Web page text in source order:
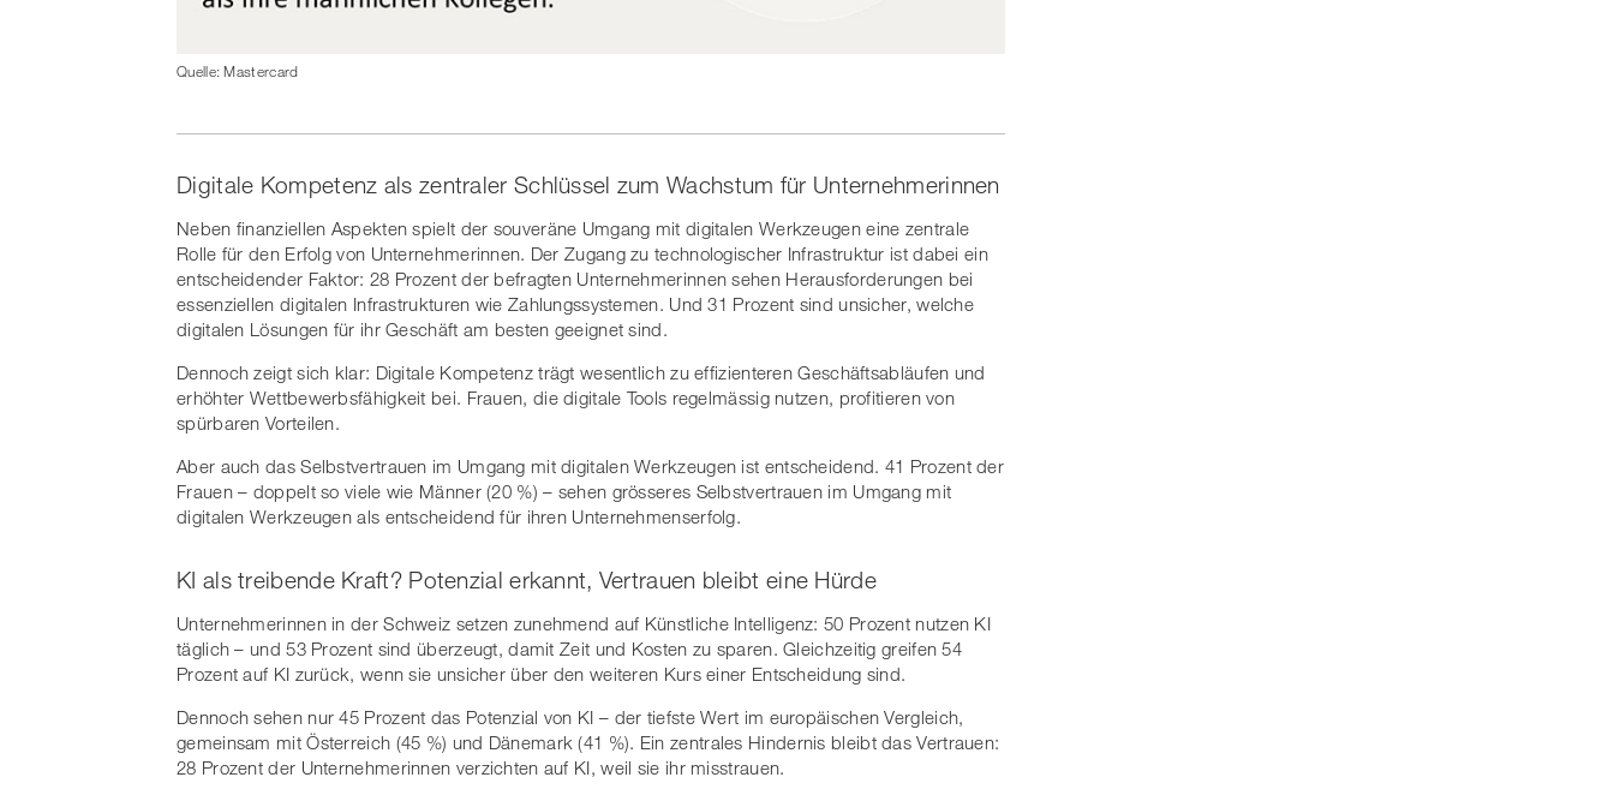
Quelle: Mastercard
Digitale Kompetenz als zentraler Schlüssel zum Wachstum für Unternehmerinnen
Neben finanziellen Aspekten spielt der souveräne Umgang mit digitalen Werkzeugen eine zentrale
Rolle für den Erfolg von Unternehmerinnen. Der Zugang zu technologischer Infrastruktur ist dabei ein
entscheidender Faktor: 28 Prozent der befragten Unternehmerinnen sehen Herausforderungen bei
essenziellen digitalen Infrastrukturen wie Zahlungssystemen. Und 31 Prozent sind unsicher, welche
digitalen Lösungen für ihr Geschäft am besten geeignet sind.
Dennoch zeigt sich klar: Digitale Kompetenz trägt wesentlich zu effizienteren Geschäftsabläufen und
erhöhter Wettbewerbsfähigkeit bei. Frauen, die digitale Tools regelmässig nutzen, profitieren von
spürbaren Vorteilen.
Aber auch das Selbstvertrauen im Umgang mit digitalen Werkzeugen ist entscheidend. 41 Prozent der
Frauen – doppelt so viele wie Männer (20 %) – sehen grösseres Selbstvertrauen im Umgang mit
digitalen Werkzeugen als entscheidend für ihren Unternehmenserfolg.
KI als treibende Kraft? Potenzial erkannt, Vertrauen bleibt eine Hürde
Unternehmerinnen in der Schweiz setzen zunehmend auf Künstliche Intelligenz: 50 Prozent nutzen KI
täglich – und 53 Prozent sind überzeugt, damit Zeit und Kosten zu sparen. Gleichzeitig greifen 54
Prozent auf KI zurück, wenn sie unsicher über den weiteren Kurs einer Entscheidung sind.
Dennoch sehen nur 45 Prozent das Potenzial von KI – der tiefste Wert im europäischen Vergleich,
gemeinsam mit Österreich (45 %) und Dänemark (41 %). Ein zentrales Hindernis bleibt das Vertrauen:
28 Prozent der Unternehmerinnen verzichten auf KI, weil sie ihr misstrauen.